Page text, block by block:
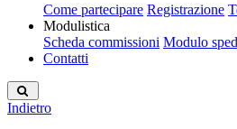
Come partecipare Registrazione
Modulistica
Scheda commissioni Modulo
Contatti
Indietro